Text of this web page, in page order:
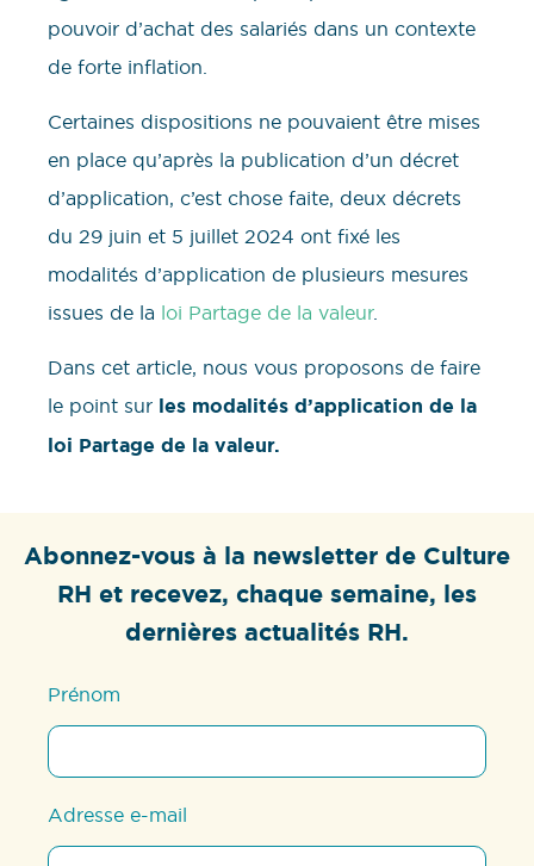
pouvoir d’achat des salariés dans un contexte
de forte inflation.
Certaines dispositions ne pouvaient être mises
en place qu’après la publication d’un décret
d’application, c’est chose faite, deux décrets
du 29 juin et 5 juillet 2024 ont fixé les
modalités d’application de plusieurs mesures
issues de la loi Partage de la valeur.
Dans cet article, nous vous proposons de faire
le point sur les modalités d’application de la
loi Partage de la valeur.
Abonnez-vous à la newsletter de Culture
RH et recevez, chaque semaine, les
dernières actualités RH.
Prénom
Adresse e-mail